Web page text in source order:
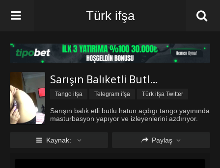
Türk ifşa
Sarışın Balıketli Butlu Hatun
Tango ifşa Telegram ifşa Türk ifşa Twitter
Türk ifşa vk Vip ifşa
Sarışın balık etli butlu hatun açdıgı tango yayınında
masturbasyon yapıyor ve izleyenlerini azdırıyor.
Kaynak: Paylaş